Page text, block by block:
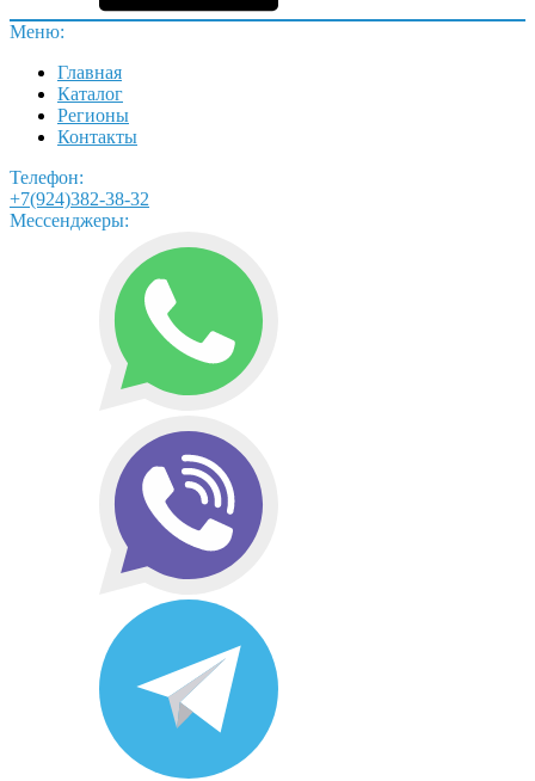
Меню:
Главная
Каталог
Регионы
Контакты
Телефон:
+7(924)382-38-32
Мессенджеры: